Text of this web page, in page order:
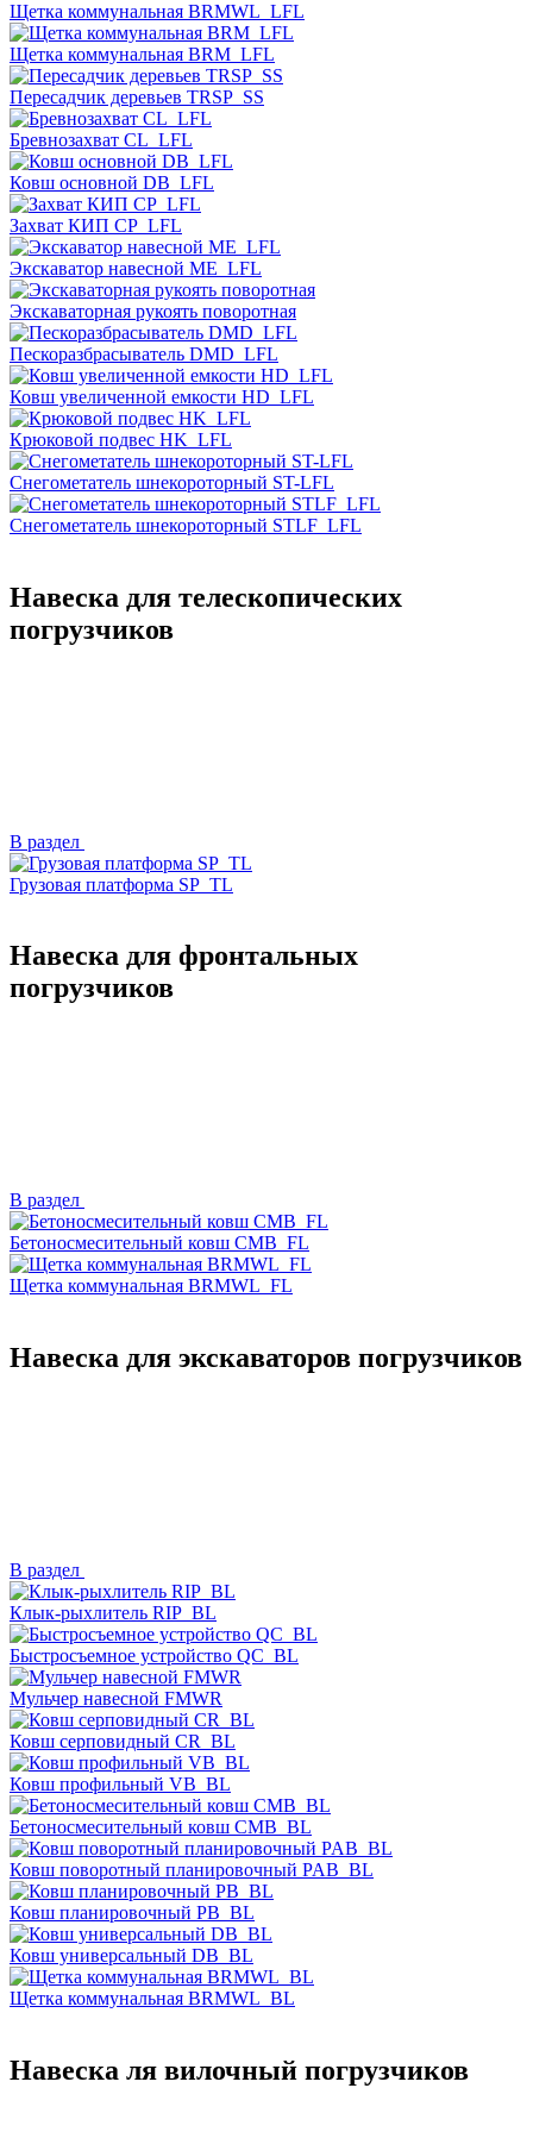
Щетка коммунальная BRMWL_LFL
Щетка коммунальная BRM_LFL
Пересадчик деревьев TRSP_SS
Бревнозахват CL_LFL
Ковш основной DB_LFL
Захват КИП CP_LFL
Экскаватор навесной ME_LFL
Экскаваторная рукоять поворотная
Пескоразбрасыватель DMD_LFL
Ковш увеличенной емкости HD_LFL
Крюковой подвес HK_LFL
Снегометатель шнекороторный ST-LFL
Снегометатель шнекороторный STLF_LFL
Навеска для телескопических
погрузчиков
В раздел
Грузовая платформа SP_TL
Навеска для фронтальных
погрузчиков
В раздел
Бетоносмесительный ковш CMB_FL
Щетка коммунальная BRMWL_FL
Навеска для экскаваторов погрузчиков
В раздел
Клык-рыхлитель RIP_BL
Быстросъемное устройство QC_BL
Мульчер навесной FMWR
Ковш серповидный CR_BL
Ковш профильный VB_BL
Бетоносмесительный ковш CMB_BL
Ковш поворотный планировочный PAB_BL
Ковш планировочный PB_BL
Ковш универсальный DB_BL
Щетка коммунальная BRMWL_BL
Навеска ля вилочный погрузчиков